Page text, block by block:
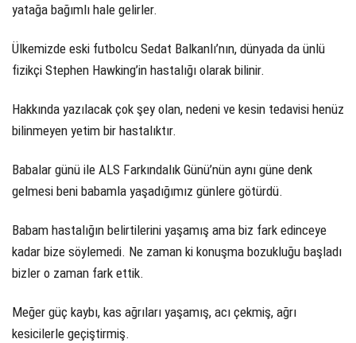
yatağa bağımlı hale gelirler.
Ülkemizde eski futbolcu Sedat Balkanlı’nın, dünyada da ünlü
fizikçi Stephen Hawking’in hastalığı olarak bilinir.
Hakkında yazılacak çok şey olan, nedeni ve kesin tedavisi henüz
bilinmeyen yetim bir hastalıktır.
Babalar günü ile ALS Farkındalık Günü’nün aynı güne denk
gelmesi beni babamla yaşadığımız günlere götürdü.
Babam hastalığın belirtilerini yaşamış ama biz fark edinceye
kadar bize söylemedi. Ne zaman ki konuşma bozukluğu başladı
bizler o zaman fark ettik.
Meğer güç kaybı, kas ağrıları yaşamış, acı çekmiş, ağrı
kesicilerle geçiştirmiş.